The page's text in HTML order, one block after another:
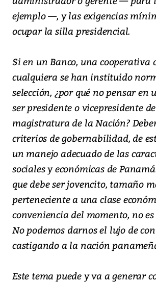
ejemplo —, y las exigencias
ocupar la silla presidencial.
Si en un Banco, una cooperativa
cualquiera se han instituido
selección, ¿por qué no pensar
ser presidente o vicepresidente
magistratura de la Nación?
criterios de gobernabilidad, de
un manejo adecuado de las
sociales y económicas de
que debe ser jovencito, tamaño
perteneciente a una clase
conveniencia del momento, no
No podemos darnos el lujo de
castigando a la nación
Este tema puede y va a generar